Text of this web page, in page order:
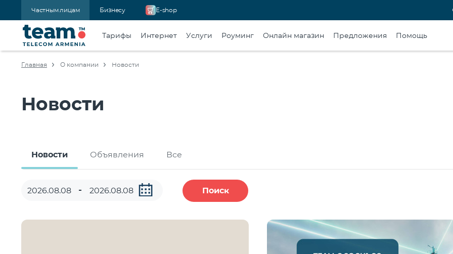
Частным лицам Бизнесу E-shop
Тарифы Интернет Услуги Роуминг Онлайн магазин Предложения Помощь
Главная О компании Новости
Новости
Новости Объявления Все
Поиск